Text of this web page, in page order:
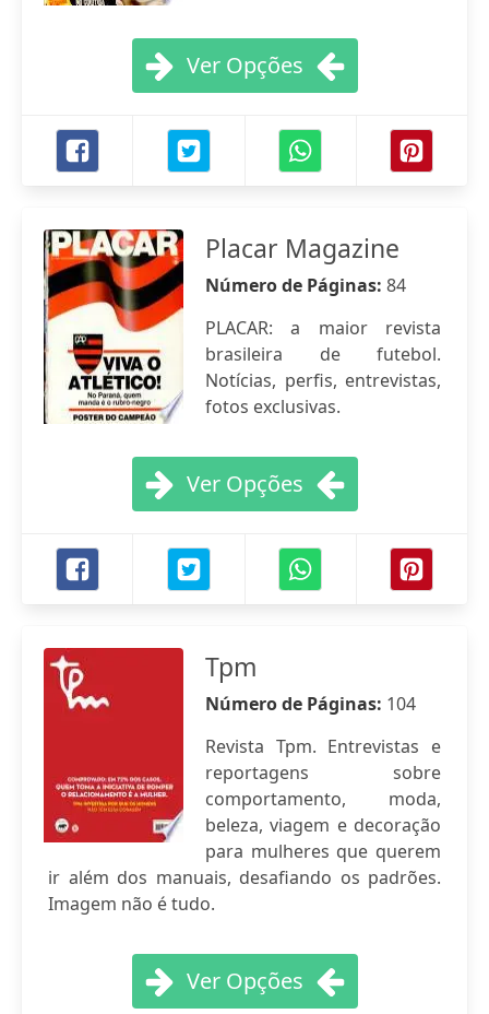
Ver Opções
Placar Magazine
Número de Páginas: 84
PLACAR: a maior revista
brasileira de futebol.
Notícias, perfis, entrevistas,
fotos exclusivas.
Ver Opções
Tpm
Número de Páginas: 104
Revista Tpm. Entrevistas e
reportagens sobre
comportamento, moda,
beleza, viagem e decoração
para mulheres que querem
ir além dos manuais, desafiando os padrões.
Imagem não é tudo.
Ver Opções